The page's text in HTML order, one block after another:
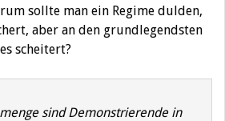
sollte man ein Regime dulden,
aber an den grundlegendsten
scheitert?
sind Demonstrierende in